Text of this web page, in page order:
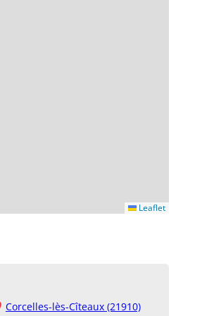
Leaflet
Corcelles-lès-Cîteaux (21910)